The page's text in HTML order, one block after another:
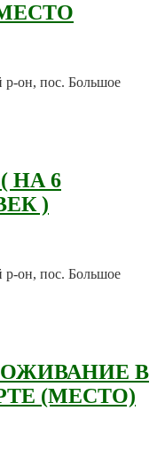
р-он, пос. Большое
НА 6
)
р-он, пос. Большое
В
(МЕСТО)